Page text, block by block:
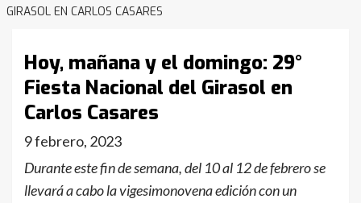
GIRASOL EN CARLOS CASARES
Hoy, mañana y el domingo: 29°
Fiesta Nacional del Girasol en
Carlos Casares
9 febrero, 2023
Durante este fin de semana, del 10 al 12 de febrero se
llevará a cabo la vigesimonovena edición con un